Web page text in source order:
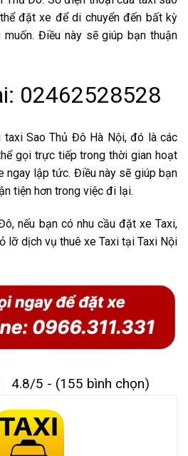
đặt xe để di chuyển đến bất kỳ
Điều này sẽ giúp bạn thuận
02462528528
Sao Thủ Đô Hà Nội, đó là các
gọi trực tiếp trong thời gian hoạt
ngay lập tức. Điều này sẽ giúp bạn
tiện hơn trong việc đi lại.
nếu bạn có nhu cầu đặt xe Taxi,
lỡ dịch vụ thuê xe Taxi tại Taxi Nội
4.8/5 - (155 bình chọn)